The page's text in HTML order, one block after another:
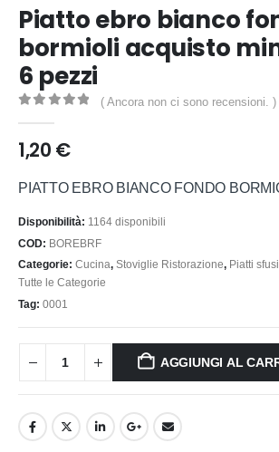
Piatto ebro bianco
bormioli acquisto
6 pezzi
( Ancora non ci sono recensioni. )
1,20 €
PIATTO EBRO BIANCO FONDO
Disponibilità: 1164 disponibili
COD: BOREBRF
Categorie: Cucina, Stoviglie Ristorazione, Piatti
Tutte le Categorie
Tag: 0001
AGGIUNGI AL